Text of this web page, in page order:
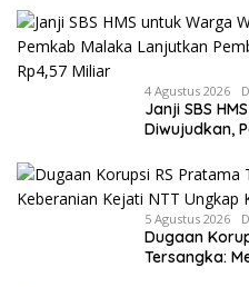
4 Agustus 2026
Janji SBS
Diwujudkan,
5 Agustus 2026
Dugaan
Tersangka: